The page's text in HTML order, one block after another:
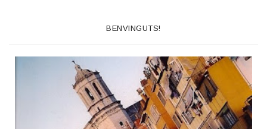
BENVINGUTS!